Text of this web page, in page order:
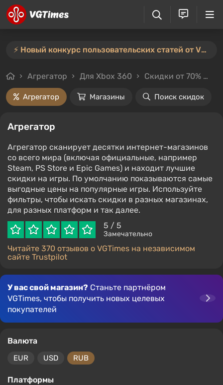
⚡️ Новый конкурс пользовательских статей от VGTimes — участвуйте тут ⚡️
Агрегатор Для Xbox 360 Скидки от 70%
Агрегатор Магазины Поиск скидок
Агрегатор
Агрегатор сканирует десятки интернет-магазинов
со всего мира (включая официальные, например
Steam, PS Store и Epic Games) и находит лучшие
скидки на игры. По умолчанию показываются самые
выгодные цены на популярные игры. Используйте
фильтры, чтобы искать скидки в разных магазинах,
для разных платформ и так далее.
5 / 5
Замечательно
Читайте 370 отзывов о VGTimes на независимом
сайте Trustpilot
У вас свой магазин? Станьте партнёром
VGTimes, чтобы получить новых целевых
покупателей
Валюта
EUR USD RUB
Платформы